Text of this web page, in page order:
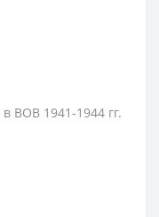
ВОВ 1941-1944 гг.